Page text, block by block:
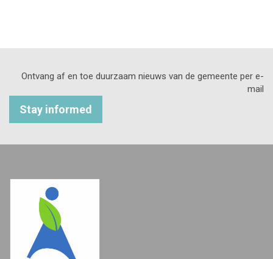
Ontvang af en toe duurzaam nieuws van de gemeente per e-
mail
Stay informed